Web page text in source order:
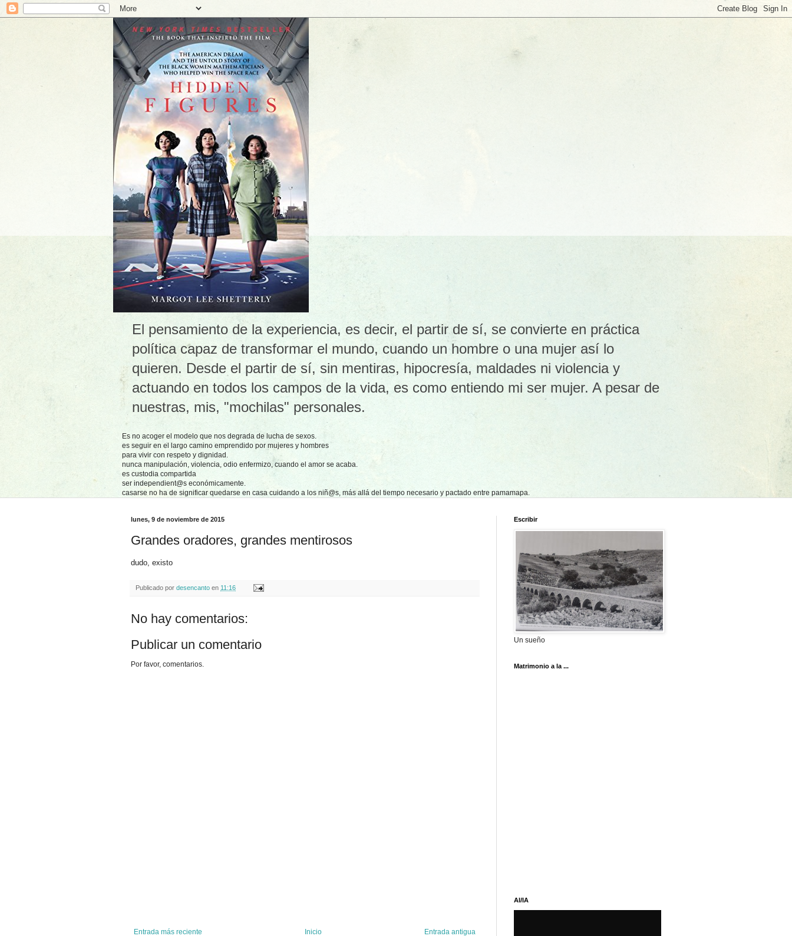
El pensamiento de la experiencia, es decir, el partir de sí, se convierte en práctica
política capaz de transformar el mundo, cuando un hombre o una mujer así lo
quieren. Desde el partir de sí, sin mentiras, hipocresía, maldades ni violencia y
actuando en todos los campos de la vida, es como entiendo mi ser mujer. A pesar de
nuestras, mis, "mochilas" personales.
Es no acoger el modelo que nos degrada de lucha de sexos.
es seguir en el largo camino emprendido por mujeres y hombres
para vivir con respeto y dignidad.
nunca manipulación, violencia, odio enfermizo, cuando el amor se acaba.
es custodia compartida
ser independient@s económicamente.
casarse no ha de significar quedarse en casa cuidando a los niñ@s, más allá del tiempo necesario y pactado entre pamamapa.
lunes, 9 de noviembre de 2015
Grandes oradores, grandes mentirosos
dudo, existo
Publicado por desencanto en 11:16
No hay comentarios:
Publicar un comentario
Por favor, comentarios.
Entrada más reciente Entrada antigua
Inicio
Escribir
Un sueño
Matrimonio a la ...
AI/IA